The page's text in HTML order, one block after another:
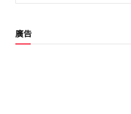
廣告